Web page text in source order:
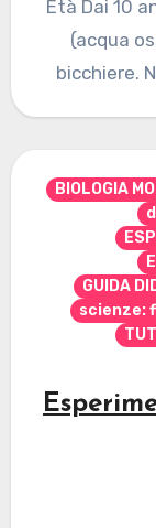
Età Dai 10
(acqua
bicchiere.
BIOLOGIA
GUIDA
scienze: